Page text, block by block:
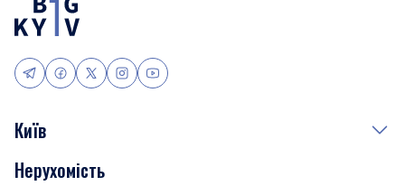
Київ
Події
Нерухомість